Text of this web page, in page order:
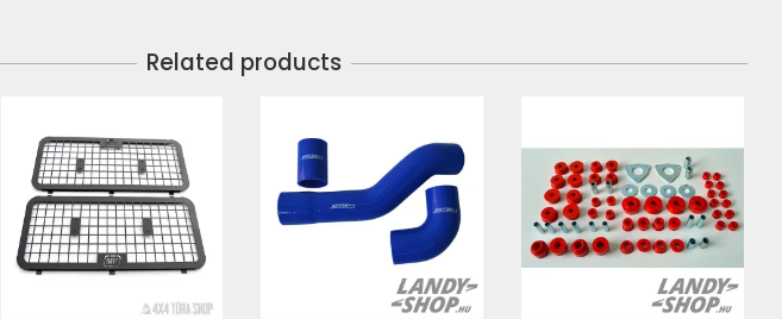
Related products